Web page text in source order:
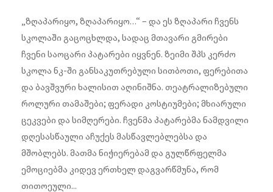
„ზღაპარიყო, ზღაპარიყო…“ – და ეს ზღაპარი ჩვენს
სკოლაში გაცოცხლდა, სადაც მთავარი გმირები
ჩვენი საოცარი პატარები იყვნენ. ზეიმი შპს კერძო
სკოლა ნკ-ში განსაკუთრებული სითბოთი, ფერებითა
და ბავშვური ხალისით აღინიშნა. თეატრალიზებული
როლური თამაშები; ფერადი კოსტიუმები; მხიარული
ცეკვები და სიმღერები. ჩვენმა პატარებმა ნამდვილი
დღესასწაული აჩუქეს მასწავლებლებსა და
მშობლებს. მათმა ნიჭიერებამ და გულწრფელმა
ემოციებმა კიდევ ერთხელ დაგვარწმუნა, რომ
თითოეული...